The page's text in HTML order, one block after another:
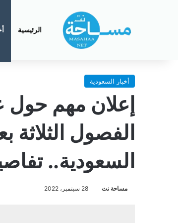
الرئيسية
أخبار السعودية
إعلان مهم حول
الفصول الثلاثة
السعودية..
مساحة نت 28 سبتمبر، 2022